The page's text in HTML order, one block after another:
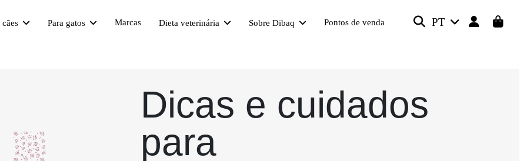
cães Para gatos Marcas Dieta veterinária Sobre Dibaq Pontos de venda PT
Dicas e cuidados
para